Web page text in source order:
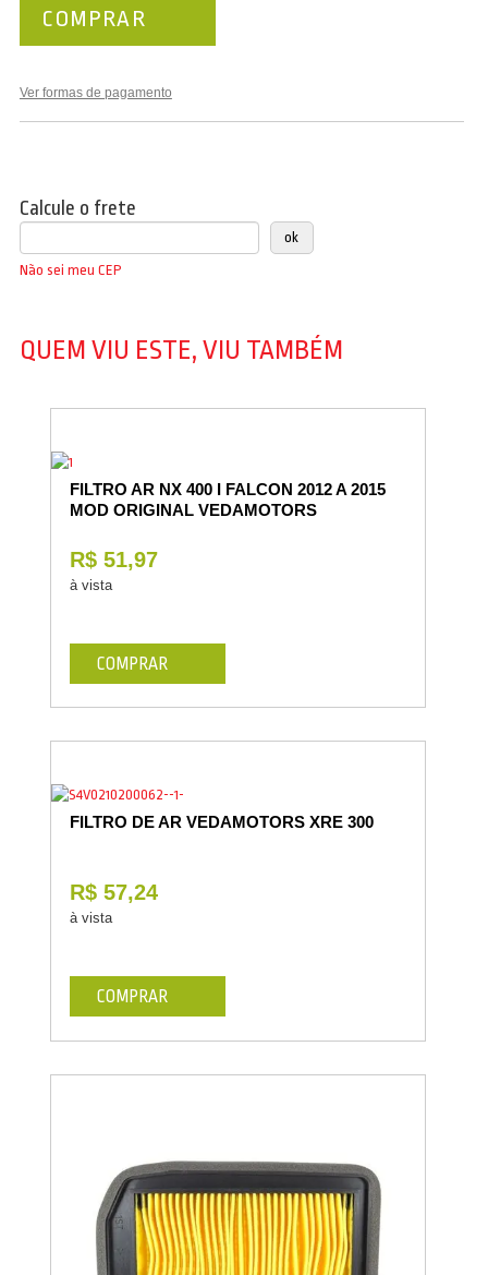
Ver formas de pagamento
COMPRAR
Calcule o frete
Não sei meu CEP
QUEM VIU ESTE, VIU TAMBÉM
FILTRO AR NX 400 I FALCON 2012 A 2015
MOD ORIGINAL VEDAMOTORS
R$ 51,97
à vista
COMPRAR
FILTRO DE AR VEDAMOTORS XRE 300
R$ 57,24
à vista
COMPRAR